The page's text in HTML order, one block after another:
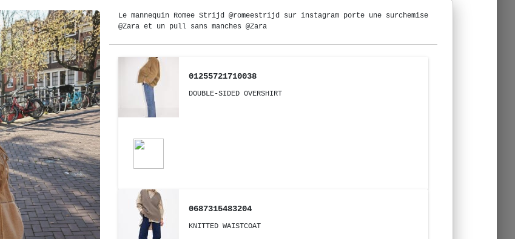
Le mannequin Romee Strijd @romeestrijd sur instagram porte une surchemise
@Zara et un pull sans manches @Zara
01255721710038
DOUBLE-SIDED OVERSHIRT
0687315483204
KNITTED WAISTCOAT